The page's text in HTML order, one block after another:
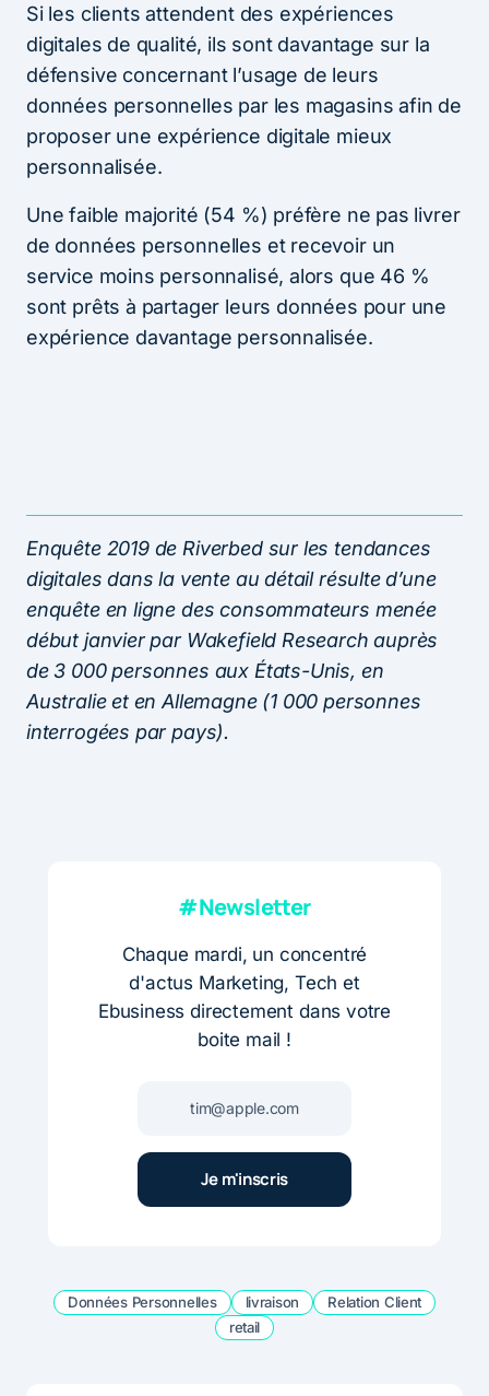
Si les clients attendent des expériences
digitales de qualité, ils sont davantage sur la
défensive concernant l’usage de leurs
données personnelles par les magasins afin de
proposer une expérience digitale mieux
personnalisée.
Une faible majorité (54 %) préfère ne pas livrer
de données personnelles et recevoir un
service moins personnalisé, alors que 46 %
sont prêts à partager leurs données pour une
expérience davantage personnalisée.
Enquête 2019 de Riverbed sur les tendances
digitales dans la vente au détail résulte d’une
enquête en ligne des consommateurs menée
début janvier par Wakefield Research auprès
de 3 000 personnes aux États-Unis, en
Australie et en Allemagne (1 000 personnes
interrogées par pays).
#Newsletter
Chaque mardi, un concentré
d'actus Marketing, Tech et
Ebusiness directement dans votre
boite mail !
Données Personnelles livraison
Relation Client
retail